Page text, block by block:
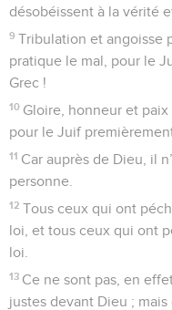
désobéissent à la vérité
9 Tribulation et angoisse
pratique le mal, pour le
Grec !
10 Gloire, honneur et
pour le Juif
11 Car auprès de Dieu, il
personne.
12 Tous ceux qui ont
loi, et tous ceux qui ont
loi.
13 Ce ne sont pas, en
justes devant Dieu ;